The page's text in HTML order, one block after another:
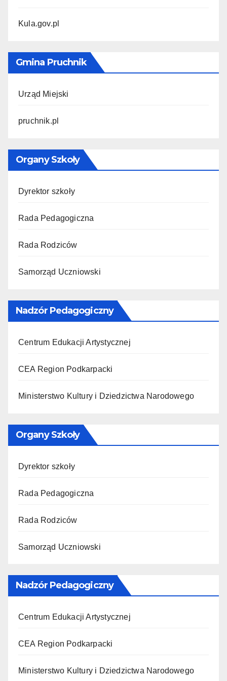
Kula.gov.pl
Gmina Pruchnik
Urząd Miejski
pruchnik.pl
Organy Szkoły
Dyrektor szkoły
Rada Pedagogiczna
Rada Rodziców
Samorząd Uczniowski
Nadzór Pedagogiczny
Centrum Edukacji Artystycznej
CEA Region Podkarpacki
Ministerstwo Kultury i Dziedzictwa Narodowego
Organy Szkoły
Dyrektor szkoły
Rada Pedagogiczna
Rada Rodziców
Samorząd Uczniowski
Nadzór Pedagogiczny
Centrum Edukacji Artystycznej
CEA Region Podkarpacki
Ministerstwo Kultury i Dziedzictwa Narodowego